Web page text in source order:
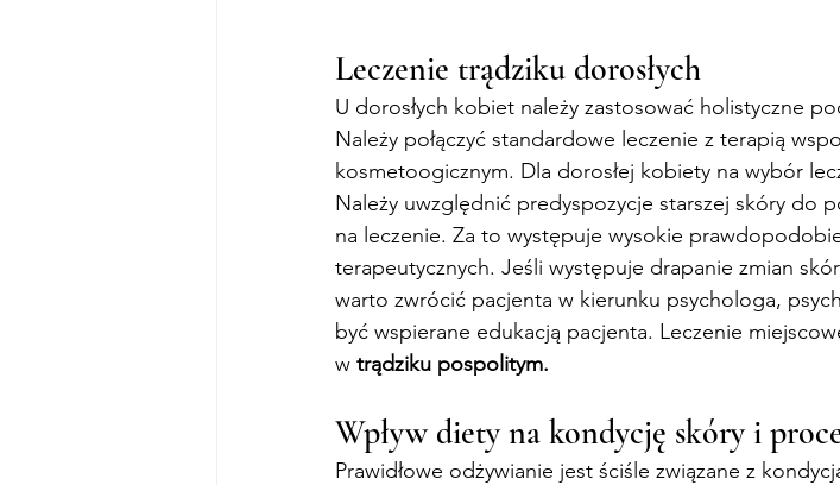
Leczenie trądziku dorosłych
U dorosłych kobiet należy zastosować holistyczne
Należy połączyć standardowe leczenie z terapią
kosmetoogicznym. Dla dorosłej kobiety na wybór
Należy uwzględnić predyspozycje starszej skóry do
na leczenie. Za to występuje wysokie
terapeutycznych. Jeśli występuje drapanie zmian
warto zwrócić pacjenta w kierunku psychologa,
być wspierane edukacją pacjenta. Leczenie
w trądziku pospolitym.
Wpływ diety na kondycję skóry i
Prawidłowe odżywianie jest ściśle związane z